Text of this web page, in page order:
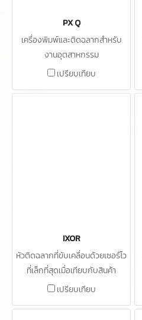
PX Q
เครื่องพิมพ์และติดฉลากสำหรับ
งานอุตสาหกรรม
เปรียบเทียบ
IXOR
หัวติดฉลากที่ขับเคลื่อนด้วยเซอร์โว
ที่เล็กที่สุดเมื่อเทียบกับสินค้า
ประสิทธิภาพชนิดเดียวกัน
เปรียบเทียบ